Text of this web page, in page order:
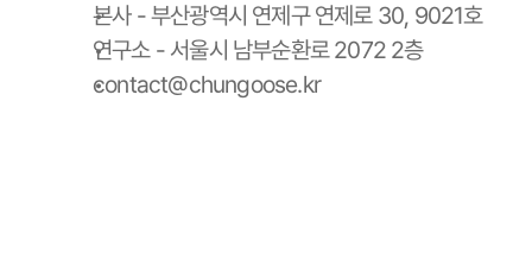
본사 - 부산광역시 연제구 연제로 30, 9021호
연구소 - 서울시 남부순환로 2072 2층
contact@chungoose.kr